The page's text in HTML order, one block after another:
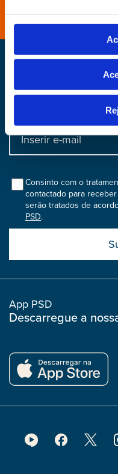
Faça parte do
newsletter
Input
bootstrap
colConsinto com o
contactado para
serão tratados de
PSD.
boostrap
col
App PSD
Descarregue a
Footer